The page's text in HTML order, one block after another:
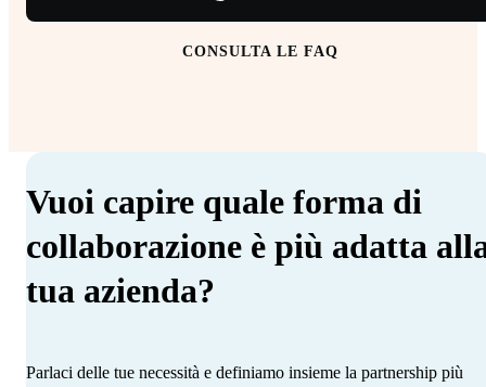
CONSULTA LE FAQ
Vuoi capire quale forma di
collaborazione è più adatta
tua azienda?
Parlaci delle tue necessità e definiamo insieme la partnership più